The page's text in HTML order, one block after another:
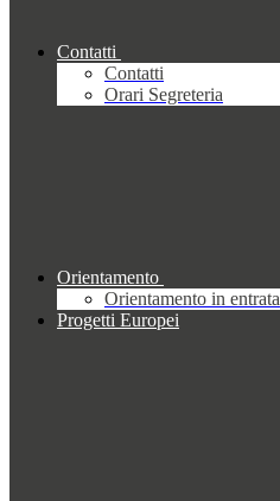
Contatti
Contatti
Orari Segreteria
Orientamento
Orientamento in entrata
Progetti Europei